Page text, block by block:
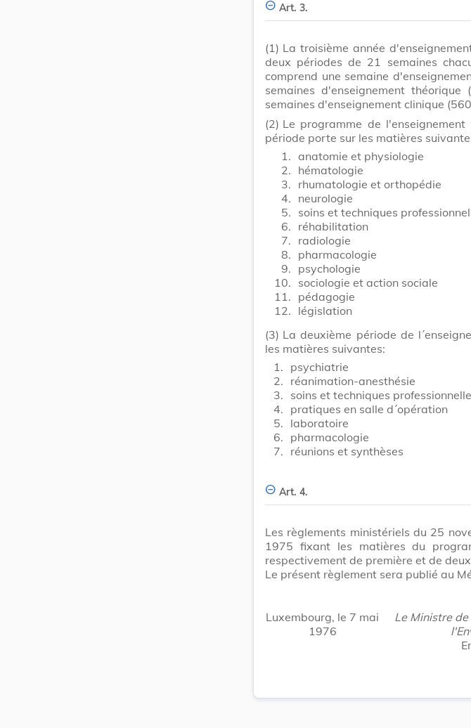
Art. 3.
(1) La troisième année
deux périodes de 21 semaines
comprend une semaine
semaines d'enseignement
semaines d'enseignement clinique
(2) Le programme de
période porte sur les matières
1.
2.
3.
4.
5.
6.
7.
8.
9.
10.
11.
12.
anatomie et physiologie
hématologie
rhumatologie et orthopédie
neurologie
soins et techniques
réhabilitation
radiologie
pharmacologie
psychologie
sociologie et action sociale
pédagogie
législation
(3) La deuxième période de
les matières suivantes:
1.
2.
3.
4.
5.
6.
7.
psychiatrie
réanimation-anesthésie
soins et techniques
pratiques en salle d´opération
laboratoire
pharmacologie
réunions et synthèses
Art. 4.
Les règlements ministériels du 25
1975 fixant les matières du
respectivement de première et de
Le présent règlement sera publié au
Luxembourg, le 7 mai
1976
Le Ministre